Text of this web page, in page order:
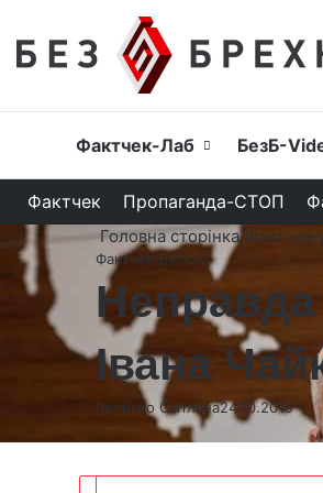
Головна
Фактчек-Лаб БезБ-
Фактчек Пропаганда-СТОП
Головна сторінка/Фактчек-
Фактчек-регіон
Неправда
Івана
Величко Світлана24.10.2019